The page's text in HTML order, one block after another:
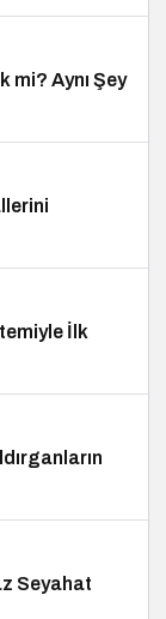
mi? Aynı Şey
İlk
Seyahat